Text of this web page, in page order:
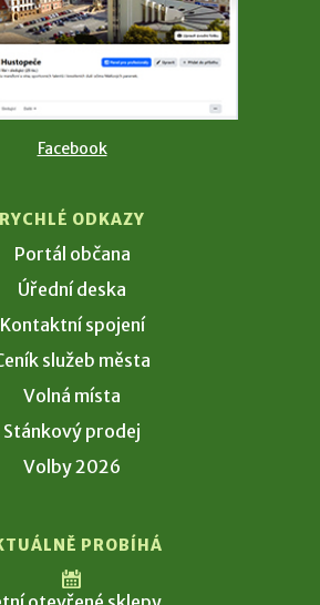
Facebook
RYCHLÉ ODKAZY
Portál občana
Úřední deska
Kontaktní spojení
služeb města
Volná místa
Stánkový prodej
Volby 2026
PROBÍHÁ